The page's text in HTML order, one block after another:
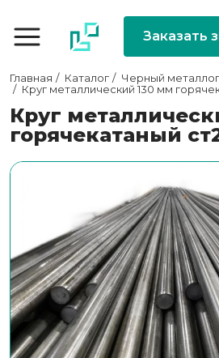
Заказать
Главная Каталог Черный
Круг металлический 130 мм
Круг
горячекатаный